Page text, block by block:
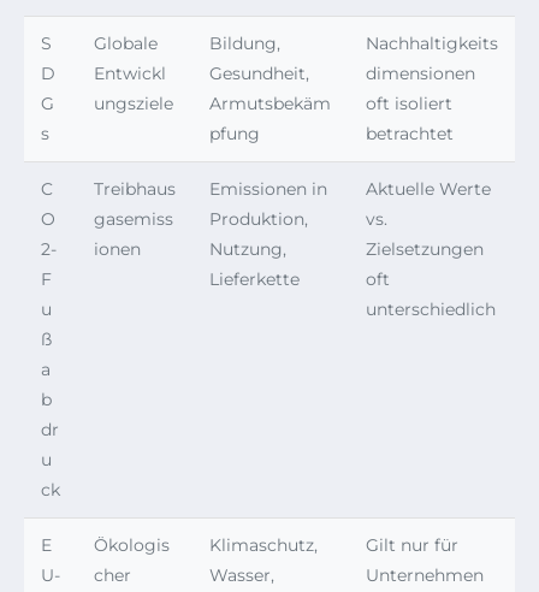
S
D
G
s
Globale
Entwickl
ungsziele
Bildung,
Gesundheit,
Armutsbekäm
pfung
Nachhaltigkeits
dimensionen
oft isoliert
betrachtet
C
O
2-
F
u
ß
a
b
dr
u
ck
Treibhaus
gasemiss
ionen
Emissionen in
Produktion,
Nutzung,
Lieferkette
Aktuelle Werte
vs.
Zielsetzungen
oft
unterschiedlich
E
U-
Ökologis
cher
Klimaschutz,
Wasser,
Gilt nur für
Unternehmen